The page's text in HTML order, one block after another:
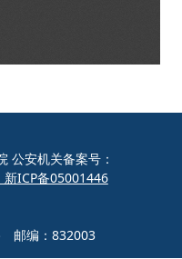
公安机关备案号：
ICP备05001446
邮编：832003